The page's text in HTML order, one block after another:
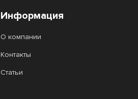
Информация
О компании
Контакты
Статьи